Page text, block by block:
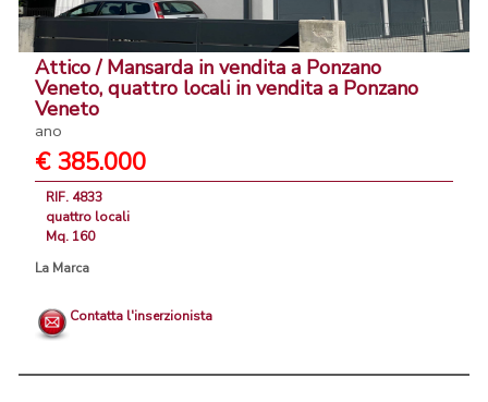
Attico / Mansarda in vendita a Ponzano
Veneto, quattro locali in vendita a Ponzano
Veneto
ano
€ 385.000
RIF. 4833
quattro locali
Mq. 160
La Marca
Contatta l'inserzionista